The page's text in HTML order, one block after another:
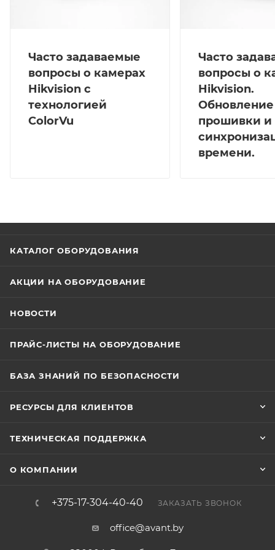
Часто задаваемые
вопросы о камерах
Hikvision с
технологией
ColorVu
Часто
вопросы о
Hikvision.
Обновление
прошивки и
времени.
КАТАЛОГ ОБОРУДОВАНИЯ
АКЦИИ НА ОБОРУДОВАНИЕ
НОВОСТИ
ПРАЙС-ЛИСТЫ НА ОБОРУДОВАНИЕ
БАЗА ЗНАНИЙ ПО БЕЗОПАСНОСТИ
РЕСУРСЫ ДЛЯ КЛИЕНТОВ
ТЕХНИЧЕСКАЯ ПОДДЕРЖКА
О КОМПАНИИ
+375-17-304-40-40 ЗАКАЗАТЬ ЗВОНОК
office@avant.by